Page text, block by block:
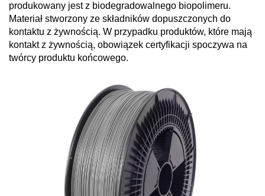
produkowany jest z biodegradowalnego biopolimeru.
Materiał stworzony ze składników dopuszczonych do
kontaktu z żywnością. W przypadku produktów, które mają
kontakt z żywnością, obowiązek certyfikacji spoczywa na
twórcy produktu końcowego.